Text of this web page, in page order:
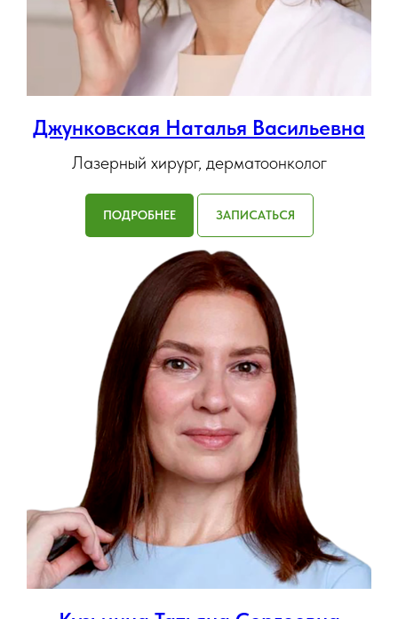
Джунковская Наталья Васильевна
Лазерный хирург, дерматоонколог
ПОДРОБНЕЕ ЗАПИСАТЬСЯ